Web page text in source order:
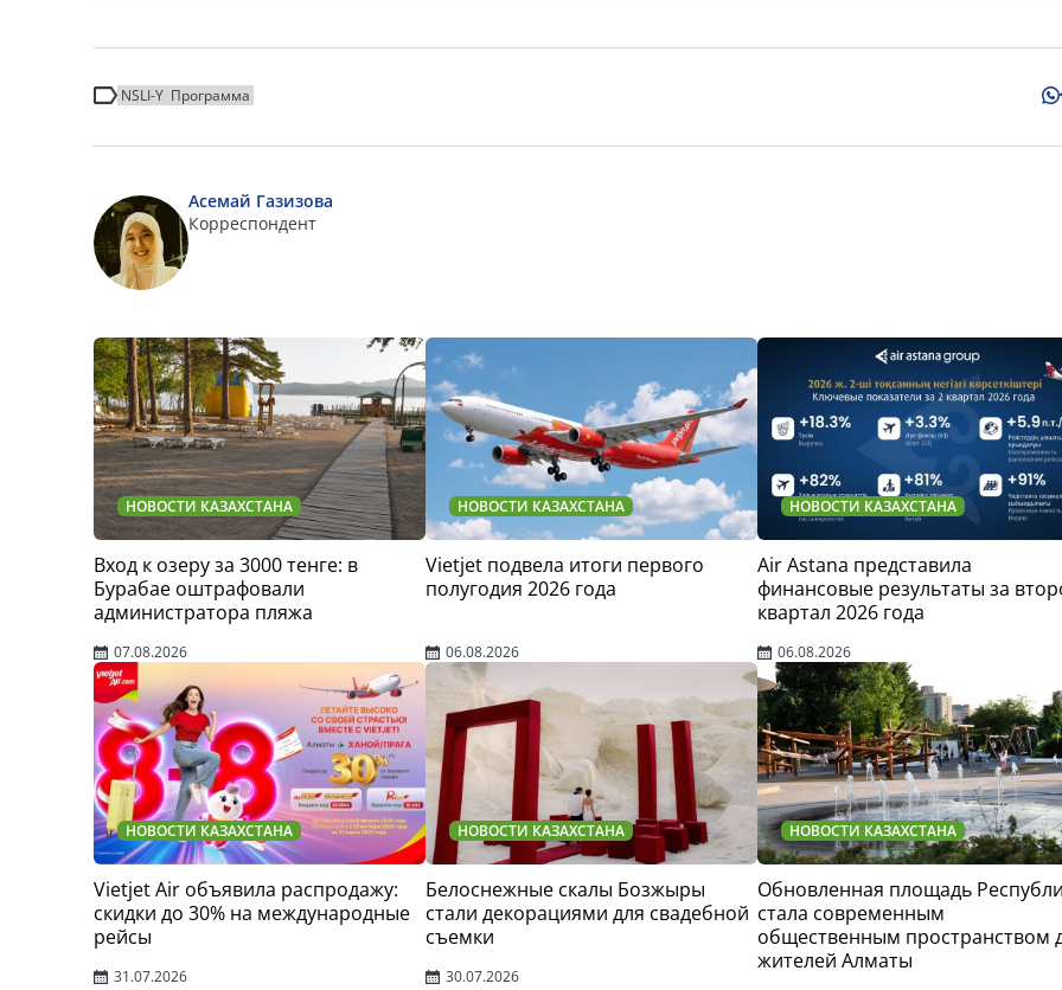
NSLI-Y Программа
Асемай Газизова
Корреспондент
НОВОСТИ КАЗАХСТАНА
Вход к озеру за 3000 тенге: в
Бурабае оштрафовали
администратора пляжа
07.08.2026
НОВОСТИ КАЗАХСТАНА
Vietjet подвела итоги первого
полугодия 2026 года
06.08.2026
НОВОСТИ КАЗАХСТАНА
Air Astana представила
финансовые результаты за
квартал 2026 года
06.08.2026
НОВОСТИ КАЗАХСТАНА
Vietjet Air объявила распродажу:
скидки до 30% на международные
рейсы
31.07.2026
НОВОСТИ КАЗАХСТАНА
Белоснежные скалы Бозжыры
стали декорациями для свадебной
съемки
30.07.2026
НОВОСТИ КАЗАХСТАНА
Обновленная площадь
стала современным
общественным пространством
жителей Алматы